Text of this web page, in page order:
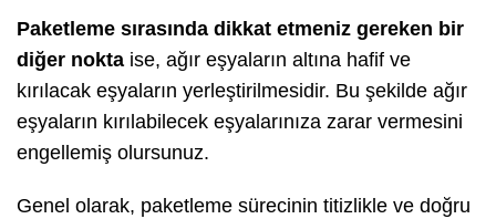
Paketleme sırasında dikkat etmeniz gereken bir
diğer nokta ise, ağır eşyaların altına hafif ve
kırılacak eşyaların yerleştirilmesidir. Bu şekilde ağır
eşyaların kırılabilecek eşyalarınıza zarar vermesini
engellemiş olursunuz.
Genel olarak, paketleme sürecinin titizlikle ve doğru